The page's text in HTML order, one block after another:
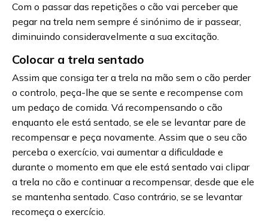
Com o passar das repetições o cão vai perceber que
pegar na trela nem sempre é sinónimo de ir passear,
diminuindo consideravelmente a sua excitação.
Colocar a trela sentado
Assim que consiga ter a trela na mão sem o cão perder
o controlo, peça-lhe que se sente e recompense com
um pedaço de comida. Vá recompensando o cão
enquanto ele está sentado, se ele se levantar pare de
recompensar e peça novamente. Assim que o seu cão
perceba o exercício, vai aumentar a dificuldade e
durante o momento em que ele está sentado vai clipar
a trela no cão e continuar a recompensar, desde que ele
se mantenha sentado. Caso contrário, se se levantar
recomeça o exercício.